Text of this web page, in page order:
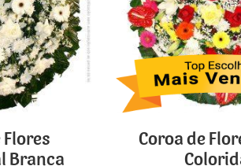
Flores
Branca
Coroa de